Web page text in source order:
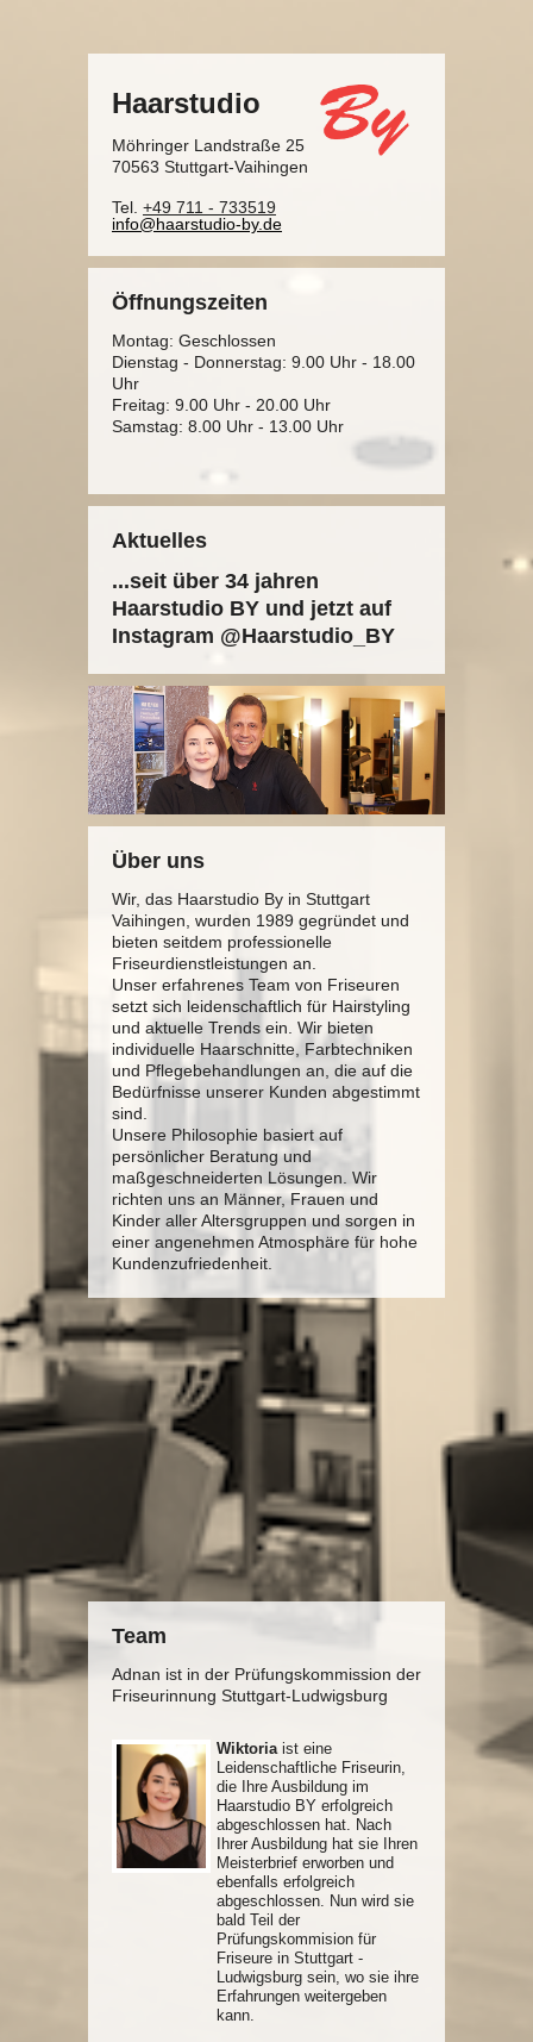
Haarstudio
Möhringer Landstraße 25
70563 Stuttgart-Vaihingen
Tel. +49 711 - 733519
info@haarstudio-by.de
Öffnungszeiten
Montag: Geschlossen
Dienstag - Donnerstag: 9.00 Uhr - 18.00
Uhr
Freitag: 9.00 Uhr - 20.00 Uhr
Samstag: 8.00 Uhr - 13.00 Uhr
Aktuelles
...seit über 34 jahren
Haarstudio BY und jetzt auf
Instagram @Haarstudio_BY
Über uns
Wir, das Haarstudio By in Stuttgart
Vaihingen, wurden 1989 gegründet und
bieten seitdem professionelle
Friseurdienstleistungen an.
Unser erfahrenes Team von Friseuren
setzt sich leidenschaftlich für Hairstyling
und aktuelle Trends ein. Wir bieten
individuelle Haarschnitte, Farbtechniken
und Pflegebehandlungen an, die auf die
Bedürfnisse unserer Kunden abgestimmt
sind.
Unsere Philosophie basiert auf
persönlicher Beratung und
maßgeschneiderten Lösungen. Wir
richten uns an Männer, Frauen und
Kinder aller Altersgruppen und sorgen in
einer angenehmen Atmosphäre für hohe
Kundenzufriedenheit.
Team
Adnan ist in der Prüfungskommission der
Friseurinnung Stuttgart-Ludwigsburg
Wiktoria ist eine
Leidenschaftliche Friseurin,
die Ihre Ausbildung im
Haarstudio BY erfolgreich
abgeschlossen hat. Nach
Ihrer Ausbildung hat sie Ihren
Meisterbrief erworben und
ebenfalls erfolgreich
abgeschlossen. Nun wird sie
bald Teil der
Prüfungskommision für
Friseure in Stuttgart -
Ludwigsburg sein, wo sie ihre
Erfahrungen weitergeben
kann.